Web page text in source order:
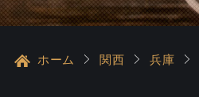
ホーム 関西 兵庫